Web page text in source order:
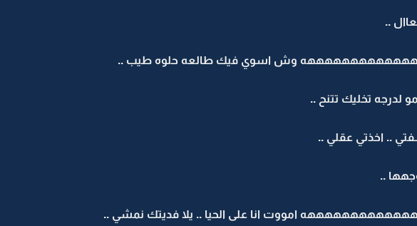
..
وش اسوي فيك طالعه حلوه طيب ..
لدرجه تخليك تتنح ..
.. اخذتي عقلي ..
..
امووت انا على الحيا .. يلا فديتك نمشي ..